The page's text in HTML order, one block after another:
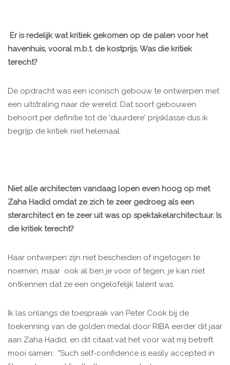
Er is redelijk wat kritiek gekomen op de palen voor het
havenhuis, vooral m.b.t. de kostprijs. Was die kritiek
terecht?
De opdracht was een iconisch gebouw te ontwerpen met
een uitstraling naar de wereld. Dat soort gebouwen
behoort per definitie tot de 'duurdere' prijsklasse dus ik
begrijp de kritiek niet helemaal.
Niet alle architecten vandaag lopen even hoog op met
Zaha Hadid omdat ze zich te zeer gedroeg als een
sterarchitect en te zeer uit was op spektakelarchitectuur. Is
die kritiek terecht?
Haar ontwerpen zijn niet bescheiden of ingetogen te
noemen, maar ook al ben je voor of tegen, je kan niet
ontkennen dat ze een ongelofelijk talent was.
Ik las onlangs de toespraak van Peter Cook bij de
toekenning van de golden medal door RIBA eerder dit jaar
aan Zaha Hadid, en dit citaat vat het voor wat mij betreft
mooi samen: "Such self-confidence is easily accepted in